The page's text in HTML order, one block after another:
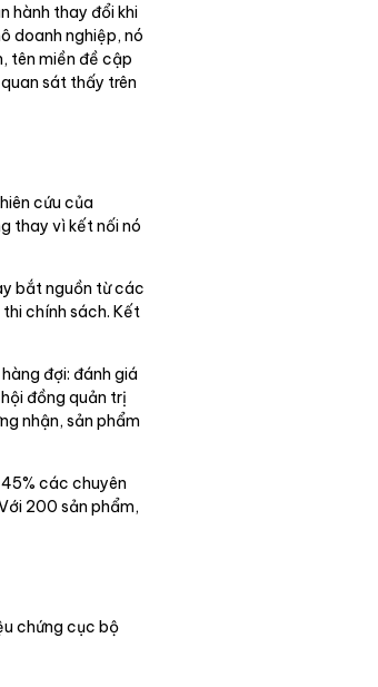
hành thay đổi khi
doanh nghiệp, nó
tên miền đề cập
sát thấy trên
cứu của
thay vì kết nối nó
bắt nguồn từ các
chính sách. Kết
đợi: đánh giá
đồng quản trị
nhận, sản phẩm
các chuyên
200 sản phẩm,
chứng cục bộ